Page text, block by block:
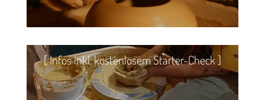
NEU: TÖPFERN ZU
HAUSE LERNEN
[ Infos inkl. kostenlosem Starter-Check ]